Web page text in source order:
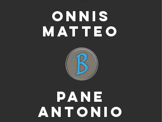
ONNIS
MATTEO
PANE
ANTONIO